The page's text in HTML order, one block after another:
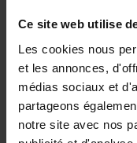
Ce site web utilise
Les cookies nous
et les annonces,
médias sociaux et
partageons
notre site avec nos
Expédition
soignée et discrète